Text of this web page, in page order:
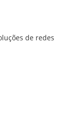
de redes